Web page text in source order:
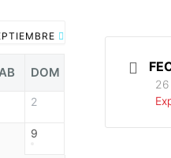
DOM
2
9